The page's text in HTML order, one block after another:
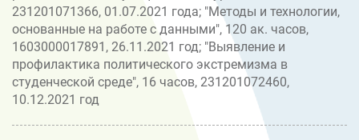
231201071366, 01.07.2021 года; "Методы и технологии,
основанные на работе с данными", 120 ак. часов,
1603000017891, 26.11.2021 год; "Выявление и
профилактика политического экстремизма в
студенческой среде", 16 часов, 231201072460,
10.12.2021 год